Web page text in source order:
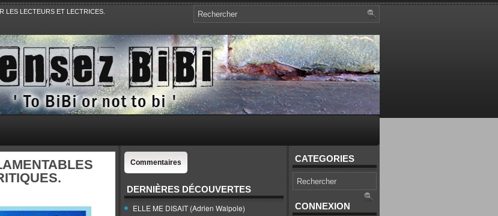
LES LECTEURS ET LECTRICES.
le Sport,. Avec Revue de presse et de blogs.
Commentaires
DERNIÈRES DÉCOUVERTES
ELLE ME DISAIT (Adrien Walpole)
CATEGORIES
CONNEXION